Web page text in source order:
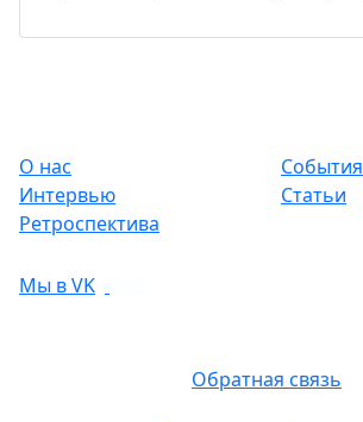
О нас
События
Интервью
Статьи
Ретроспектива
Мы в VK
Обратная связь